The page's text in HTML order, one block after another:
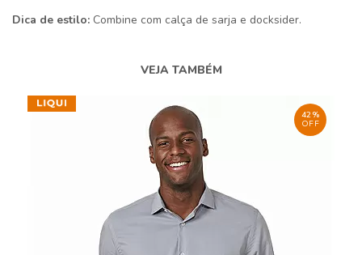
Dica de estilo: Combine com calça de sarja e docksider.
VEJA TAMBÉM
42%
OFF